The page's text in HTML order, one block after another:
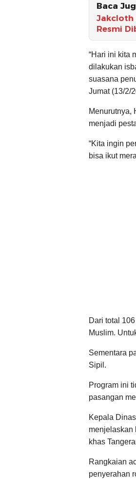
Baca
Jakcloth
Resmi
“Hari ini kita
dilakukan
suasana
Jumat (13/2/
Menurutnya,
menjadi
“Kita ingin
bisa ikut
Dari total
Muslim.
Sementara
Sipil.
Program ini
pasangan
Kepala
menjelaskan
khas
Rangkaian
penyerahan